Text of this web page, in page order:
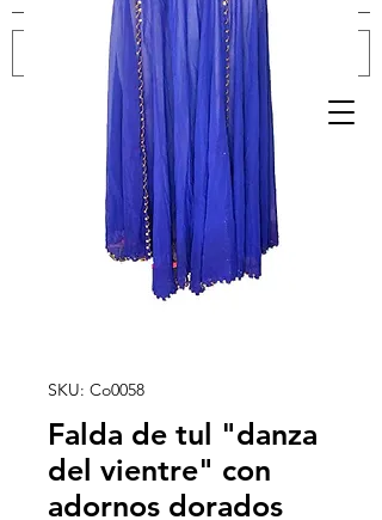
Log In
SKU: Co0058
Falda de tul "danza
del vientre" con
adornos dorados